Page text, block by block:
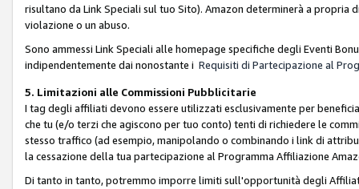
risultano da Link Speciali sul tuo Sito). Amazon determinerà a propria
violazione o un abuso.
Sono ammessi Link Speciali alle homepage specifiche degli Eventi
indipendentemente dai nonostante i Requisiti di Partecipazione al
5. Limitazioni alle Commissioni Pubblicitarie
I tag degli affiliati devono essere utilizzati esclusivamente per
che tu (e/o terzi che agiscono per tuo conto) tenti di richiedere le
stesso traffico (ad esempio, manipolando o combinando i link di
la cessazione della tua partecipazione al Programma Affiliazione
Di tanto in tanto, potremmo imporre limiti sull'opportunità degli